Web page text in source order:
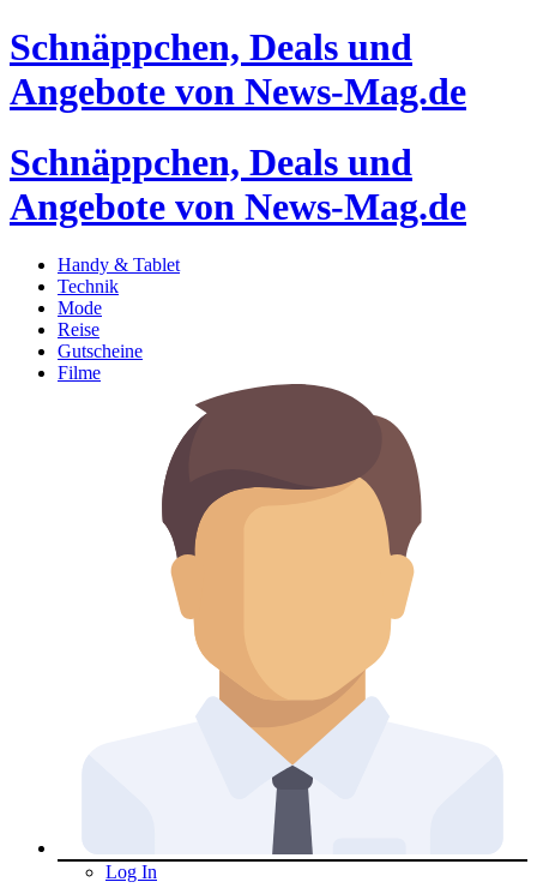
Schnäppchen, Deals und
Angebote von News-Mag.de
Schnäppchen, Deals und
Angebote von News-Mag.de
Handy & Tablet
Technik
Mode
Reise
Gutscheine
Filme
Log In